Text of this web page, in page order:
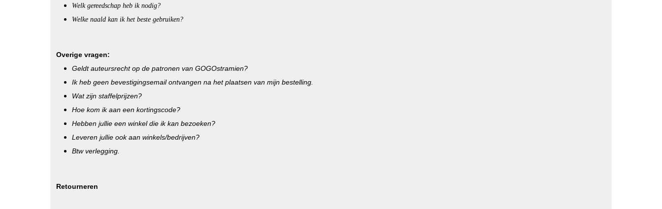
Welk gereedschap heb ik nodig?
Welke naald kan ik het beste gebruiken?
Overige vragen:
Geldt auteursrecht op de patronen van GOGOstramien?
Ik heb geen bevestigingsemail ontvangen na het plaatsen van mijn bestelling.
Wat zijn staffelprijzen?
Hoe kom ik aan een kortingscode?
Hebben jullie een winkel die ik kan bezoeken?
Leveren jullie ook aan winkels/bedrijven?
Btw verlegging.
Retourneren